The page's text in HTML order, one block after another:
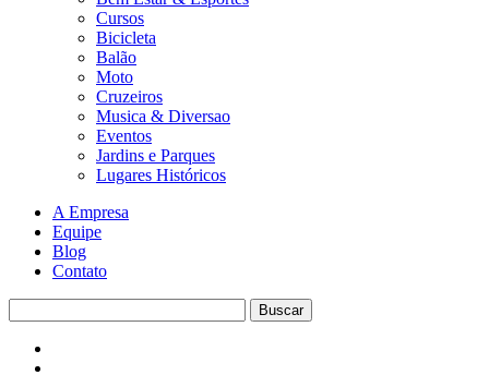
Cursos
Bicicleta
Balão
Moto
Cruzeiros
Musica & Diversao
Eventos
Jardins e Parques
Lugares Históricos
A Empresa
Equipe
Blog
Contato